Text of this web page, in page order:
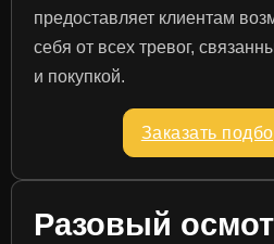
предоставляет клиентам
себя от всех тревог,
и покупкой.
Заказать
Разовый